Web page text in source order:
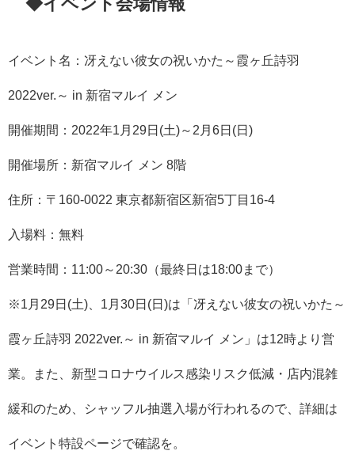
イベント名：冴えない彼女の祝いかた～霞ヶ丘詩羽
2022ver.～ in 新宿マルイ メン
開催期間：2022年1月29日(土)～2月6日(日)
開催場所：新宿マルイ メン 8階
住所：〒160-0022 東京都新宿区新宿5丁目16-4
入場料：無料
営業時間：11:00～20:30（最終日は18:00まで）
※1月29日(土)、1月30日(日)は「冴えない彼女の祝いかた～
霞ヶ丘詩羽 2022ver.～ in 新宿マルイ メン」は12時より営
業。また、新型コロナウイルス感染リスク低減・店内混雑
緩和のため、シャッフル抽選入場が行われるので、詳細は
イベント特設ページで確認を。